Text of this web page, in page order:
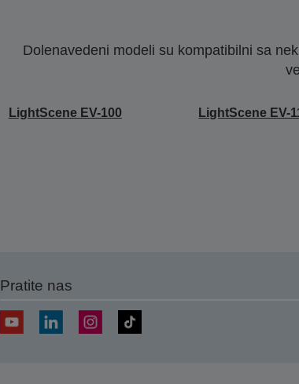
Dolenavedeni modeli su kompatibilni sa
LightScene EV-100 LightScene EV-
Pratite nas